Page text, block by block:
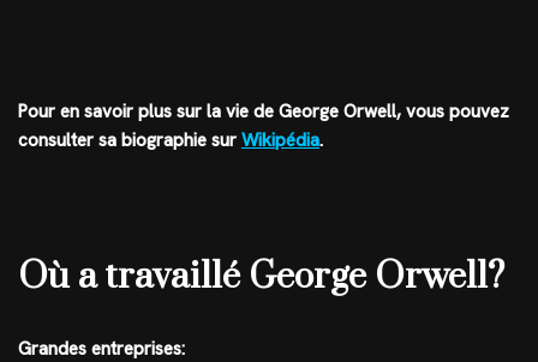
Pour en savoir plus sur la vie de George Orwell, vous pouvez
consulter sa biographie sur Wikipédia.
Où a travaillé George Orwell?
Grandes entreprises: